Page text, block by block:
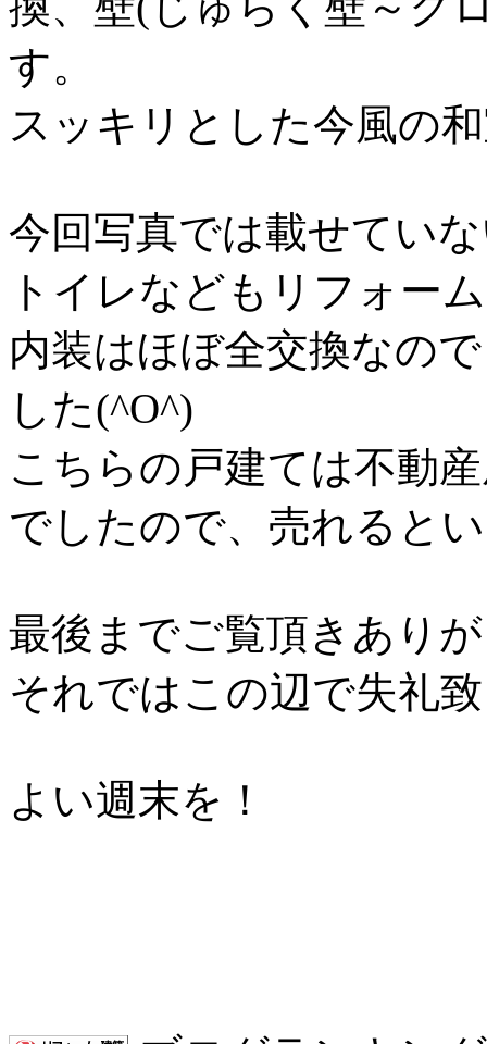
す。
スッキリとした今風の
今回写真では載せてい
トイレなどもリフォー
内装はほぼ全交換なの
した(^O^)
こちらの戸建ては不動
でしたので、売れると
最後までご覧頂きあり
それではこの辺で失礼
よい週末を！